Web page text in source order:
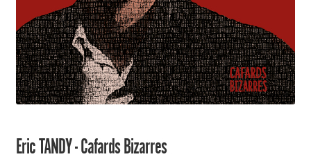
Eric TANDY - Cafards Bizarres